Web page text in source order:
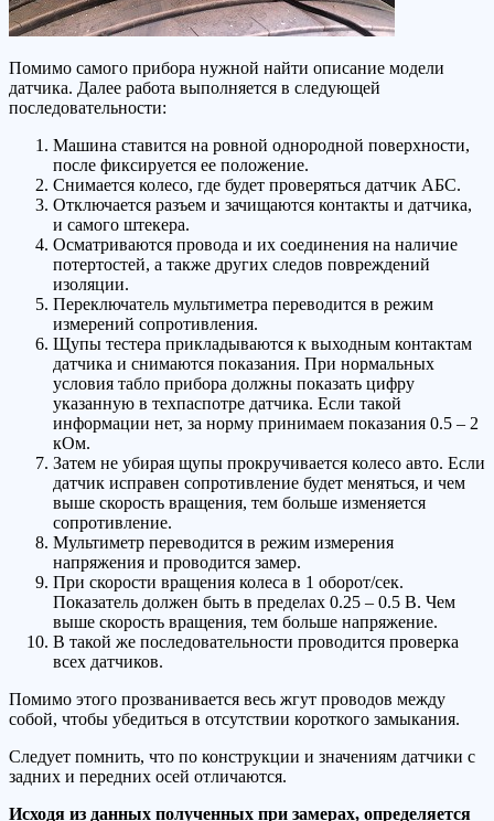
Помимо самого прибора нужной найти описание модели
датчика. Далее работа выполняется в следующей
последовательности:
Машина ставится на ровной однородной поверхности,
после фиксируется ее положение.
Снимается колесо, где будет проверяться датчик АБС.
Отключается разъем и зачищаются контакты и датчика,
и самого штекера.
Осматриваются провода и их соединения на наличие
потертостей, а также других следов повреждений
изоляции.
Переключатель мультиметра переводится в режим
измерений сопротивления.
Щупы тестера прикладываются к выходным контактам
датчика и снимаются показания. При нормальных
условия табло прибора должны показать цифру
указанную в техпаспотре датчика. Если такой
информации нет, за норму принимаем показания 0.5 – 2
кОм.
Затем не убирая щупы прокручивается колесо авто. Если
датчик исправен сопротивление будет меняться, и чем
выше скорость вращения, тем больше изменяется
сопротивление.
Мультиметр переводится в режим измерения
напряжения и проводится замер.
При скорости вращения колеса в 1 оборот/сек.
Показатель должен быть в пределах 0.25 – 0.5 В. Чем
выше скорость вращения, тем больше напряжение.
В такой же последовательности проводится проверка
всех датчиков.
Помимо этого прозванивается весь жгут проводов между
собой, чтобы убедиться в отсутствии короткого замыкания.
Следует помнить, что по конструкции и значениям датчики с
задних и передних осей отличаются.
Исходя из данных полученных при замерах, определяется